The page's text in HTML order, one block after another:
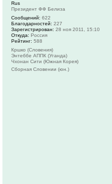
Rus
Президент ФФ Белиза
Сообщений: 622
Благодарностей: 227
Зарегистрирован: 28 ноя 2011, 15:10
Откуда: Россия
Рейтинг: 588
Кршко (Словения)
Энтеббе АППК (Уганда)
Чхонан Сити (Южная Корея)
Сборная Словении (юн.)